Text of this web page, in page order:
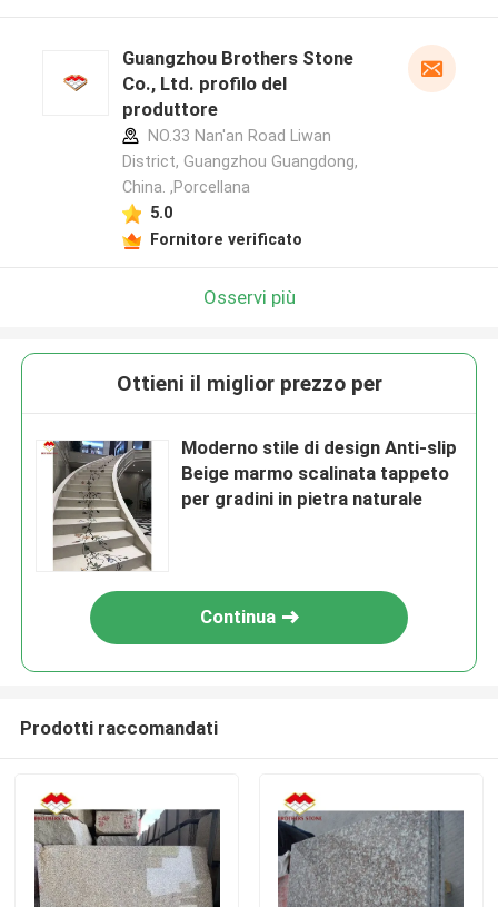
Guangzhou Brothers Stone
Co., Ltd. profilo del
produttore
NO.33 Nan'an Road Liwan
District, Guangzhou Guangdong,
China. ,Porcellana
5.0
Fornitore verificato
Osservi più
Ottieni il miglior prezzo per
Moderno stile di design Anti-slip
Beige marmo scalinata tappeto
per gradini in pietra naturale
Continua
Prodotti raccomandati